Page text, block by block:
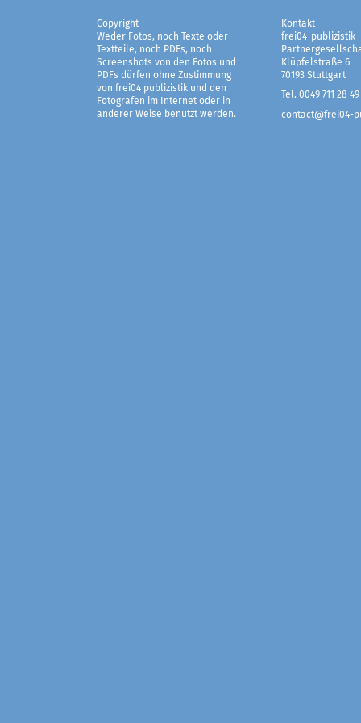
Copyright
Weder Fotos, noch Texte oder
Textteile, noch PDFs, noch
Screenshots von den Fotos und
PDFs dürfen ohne Zustimmung
von frei04 publizistik und den
Fotografen im Internet oder in
anderer Weise benutzt werden.
Kontakt
frei04-publizistik
Klüpfelstraße 6
70193 Stuttgart
Tel. 0049 711 28 49
contact@frei04-